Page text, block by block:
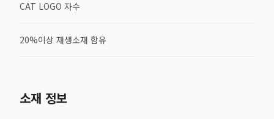
CAT LOGO 자수
20%이상 재생소재 함유
소재 정보